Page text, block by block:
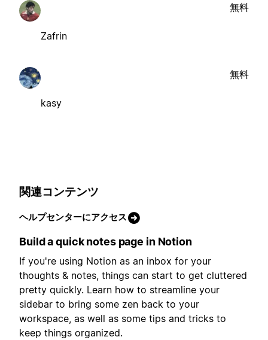
Zafrin
無料
kasy
無料
関連コンテンツ
ヘルプセンターにアクセス
Build a quick notes page in Notion
If you're using Notion as an inbox for your
thoughts & notes, things can start to get cluttered
pretty quickly. Learn how to streamline your
sidebar to bring some zen back to your
workspace, as well as some tips and tricks to
keep things organized.